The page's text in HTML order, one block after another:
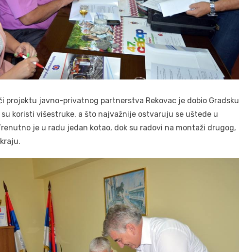
projektu javno-privatnog partnerstva Rekovac je dobio Gradsku
koristi višestruke, a što najvažnije ostvaruju se uštede u
je u radu jedan kotao, dok su radovi na montaži drugog,